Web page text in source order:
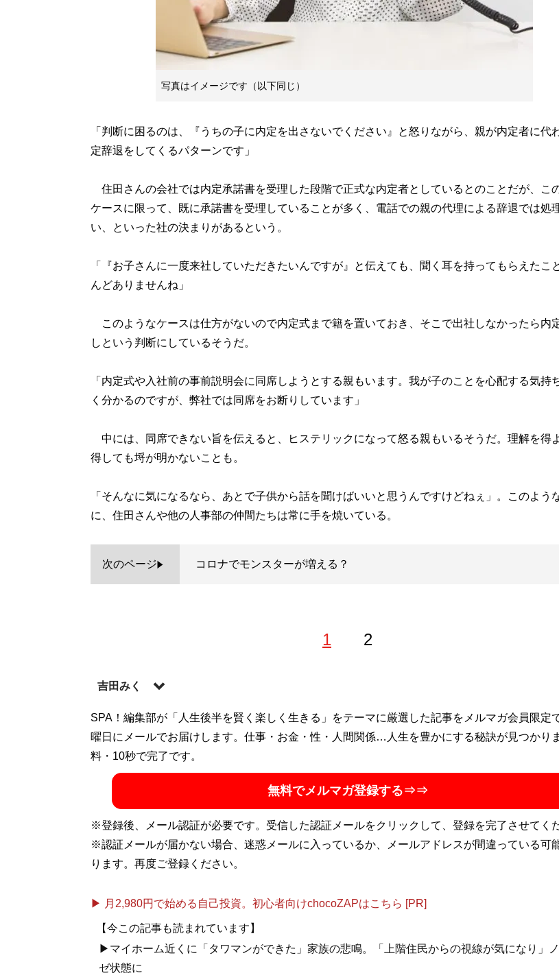
写真はイメージです（以下同じ）
「判断に困るのは、『うちの子に内定を出さないでください』と怒りながら、親が内定者に代
定辞退をしてくるパターンです」
住田さんの会社では内定承諾書を受理した段階で正式な内定者としているとのことだが、こ
ケースに限って、既に承諾書を受理していることが多く、電話での親の代理による辞退では処
い、といった社の決まりがあるという。
「『お子さんに一度来社していただきたいんですが』と伝えても、聞く耳を持ってもらえたこ
んどありませんね」
このようなケースは仕方がないので内定式まで籍を置いておき、そこで出社しなかったら内
しという判断にしているそうだ。
「内定式や入社前の事前説明会に同席しようとする親もいます。我が子のことを心配する気持
く分かるのですが、弊社では同席をお断りしています」
中には、同席できない旨を伝えると、ヒステリックになって怒る親もいるそうだ。理解を得
得しても埒が明かないことも。
「そんなに気になるなら、あとで子供から話を聞けばいいと思うんですけどねぇ」。このよう
に、住田さんや他の人事部の仲間たちは常に手を焼いている。
次のページ コロナでモンスターが増える？
1 2
吉田みく
記事一覧へ
SPA！編集部が「人生後半を賢く楽しく生きる」をテーマに厳選した記事をメルマガ会員限定
曜日にメールでお届けします。仕事・お金・性・人間関係…人生を豊かにする秘訣が見つかり
料・10秒で完了です。
無料でメルマガ登録する⇒⇒
※登録後、メール認証が必要です。受信した認証メールをクリックして、登録を完了させてくだ
※認証メールが届かない場合、迷惑メールに入っているか、メールアドレスが間違っている可
ります。再度ご登録ください。
▶ 月2,980円で始める自己投資。初心者向けchocoZAPはこちら [PR]
【今この記事も読まれています】
▶マイホーム近くに「タワマンができた」家族の悲鳴。「上階住民からの視線が気になり」
ゼ状態に